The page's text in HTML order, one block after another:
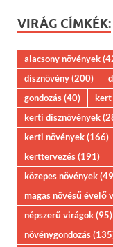
VIRÁG CÍMKÉK:
alacsony növények
dísznövény(200)
gondozás(40) kert
kerti dísznövények
kerti növények(166)
kerttervezés(191)
közepes növények
magas növésű évelő
népszerű virágok(95)
növénygondozás